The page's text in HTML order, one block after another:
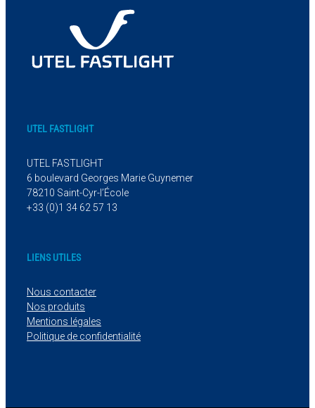
UTEL FASTLIGHT
UTEL FASTLIGHT
6 boulevard Georges Marie Guynemer
78210 Saint-Cyr-l’École
+33 (0)1 34 62 57 13
LIENS UTILES
Nous contacter
Nos produits
Mentions légales
Politique de confidentialité